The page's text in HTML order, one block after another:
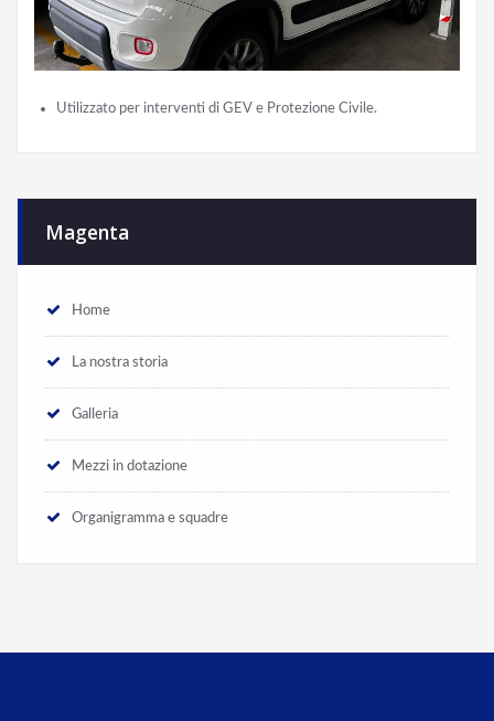
Utilizzato per interventi di GEV e Protezione Civile.
Magenta
Home
La nostra storia
Galleria
Mezzi in dotazione
Organigramma e squadre